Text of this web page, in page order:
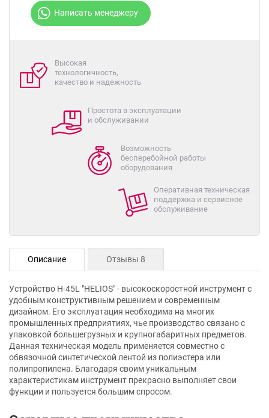
Написать менеджеру
Высокая
технологичность,
качество и надежность
Простота в эксплуатации
и обслуживании
Возможность
бесперебойной работы
оборудования
Оперативная техническая
поддержка и сервисное
обслуживание
Описание Отзывы 8
Устройство H-45L "HELIOS" - высокоскоростной инструмент с
удобным конструктивным решением и современным
дизайном. Его эксплуатация необходима на многих
промышленных предприятиях, чье производство связано с
упаковкой большегрузных и крупногабаритных предметов.
Данная техническая модель применяется совместно с
обвязочной синтетической лентой из полиэстера или
полипропилена. Благодаря своим уникальным
характеристикам инструмент прекрасно выполняет свои
функции и пользуется большим спросом.